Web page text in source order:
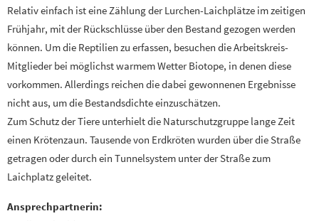
Relativ einfach ist eine Zählung der Lurchen-Laichplätze im zeitigen
Frühjahr, mit der Rückschlüsse über den Bestand gezogen werden
können. Um die Reptilien zu erfassen, besuchen die Arbeitskreis-
Mitglieder bei möglichst warmem Wetter Biotope, in denen diese
vorkommen. Allerdings reichen die dabei gewonnenen Ergebnisse
nicht aus, um die Bestandsdichte einzuschätzen.
Zum Schutz der Tiere unterhielt die Naturschutzgruppe lange Zeit
einen Krötenzaun. Tausende von Erdkröten wurden über die Straße
getragen oder durch ein Tunnelsystem unter der Straße zum
Laichplatz geleitet.
Ansprechpartnerin: